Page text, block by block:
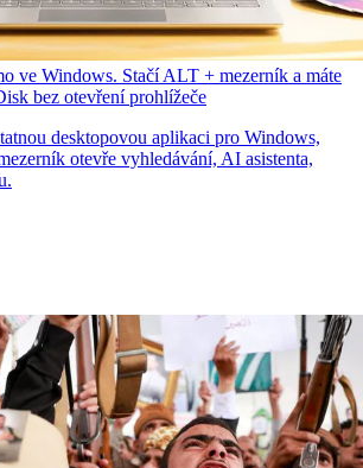
ve Windows. Stačí ALT + mezerník a máte
bez otevření prohlížeče
desktopovou aplikaci pro Windows,
otevře vyhledávání, AI asistenta,